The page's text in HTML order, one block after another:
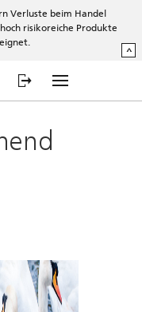
Verluste beim Handel
risikoreiche Produkte
^